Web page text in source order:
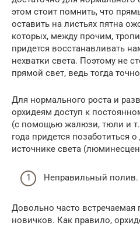
этом стоит помнить, что
оставить на листьях пятна
которых, между прочим,
придется восстанавливать
нехватки света. Поэтому не
прямой свет, ведь тогда
Для нормального роста и
орхидеям доступ к
(с помощью жалюзи, тюли и
года придется позаботиться
источнике света
Неправильный полив.
Довольно часто встречаемая
новичков. Как правило,